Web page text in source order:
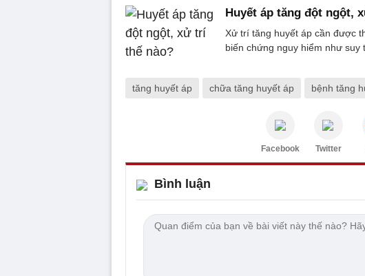
Huyết áp tăng đột ngột,
Xử trí tăng huyết áp cần được
biến chứng nguy hiểm như suy
tăng huyết áp chữa tăng huyết áp bệnh tăng
Facebook Twitter
Bình luận